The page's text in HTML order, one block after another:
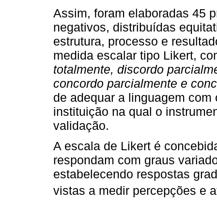
Assim, foram elaboradas 45
negativos, distribuídas
estrutura, processo e
medida escalar tipo Likert,
totalmente, discordo
concordo parcialmente e
de adequar a linguagem
instituição na qual o
validação.
A escala de Likert é
respondam com graus
estabelecendo respostas
vistas a medir percepções e